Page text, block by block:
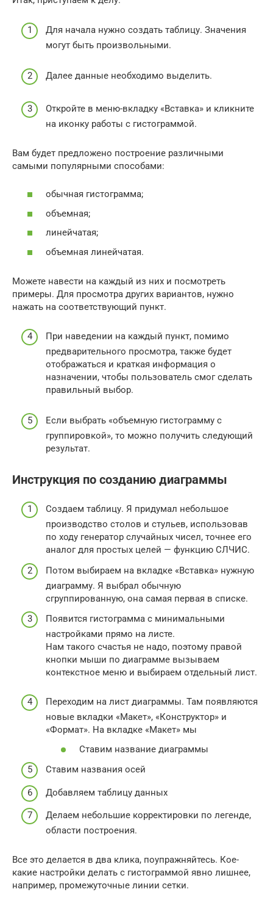
Для начала нужно создать таблицу. Значения
могут быть произвольными.
Далее данные необходимо выделить.
Откройте в меню-вкладку «Вставка» и кликните
на иконку работы с гистограммой.
Вам будет предложено построение различными
самыми популярными способами:
обычная гистограмма;
объемная;
линейчатая;
объемная линейчатая.
Можете навести на каждый из них и посмотреть
примеры. Для просмотра других вариантов, нужно
нажать на соответствующий пункт.
При наведении на каждый пункт, помимо
предварительного просмотра, также будет
отображаться и краткая информация о
назначении, чтобы пользователь смог сделать
правильный выбор.
Если выбрать «объемную гистограмму с
группировкой», то можно получить следующий
результат.
Инструкция по созданию диаграммы
Создаем таблицу. Я придумал небольшое
производство столов и стульев, использовав
по ходу генератор случайных чисел, точнее его
аналог для простых целей — функцию СЛЧИС.
Потом выбираем на вкладке «Вставка» нужную
диаграмму. Я выбрал обычную
сгруппированную, она самая первая в списке.
Появится гистограмма с минимальными
настройками прямо на листе.
Нам такого счастья не надо, поэтому правой
кнопки мыши по диаграмме вызываем
контекстное меню и выбираем отдельный лист.
Переходим на лист диаграммы. Там появляются
новые вкладки «Макет», «Конструктор» и
«Формат». На вкладке «Макет» мы
Ставим название диаграммы
Ставим названия осей
Добавляем таблицу данных
Делаем небольшие корректировки по легенде,
области построения.
Все это делается в два клика, поупражняйтесь. Кое-
какие настройки делать с гистограммой явно лишнее,
например, промежуточные линии сетки.